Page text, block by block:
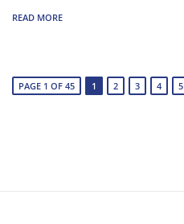
READ MORE
PAGE 1 OF 45 1 2 3 4 5